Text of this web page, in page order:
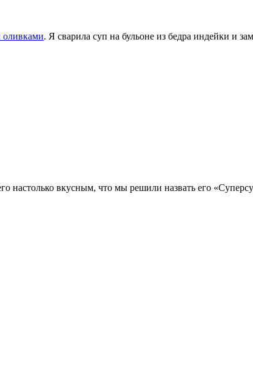
оливками. Я сварила суп на бульоне из бедра индейки и
настолько вкусным, что мы решили назвать его